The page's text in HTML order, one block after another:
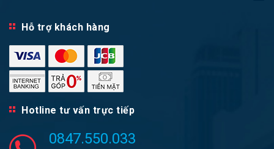
Hỗ trợ khách hàng
Hotline tư vấn trực tiếp
0847.550.033